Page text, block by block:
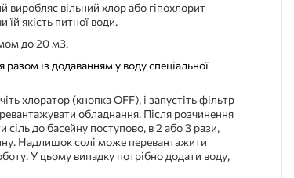
виробляє вільний хлор або гіпохлорит
їй якість питної води.
до 20 м3.
разом із додаванням у воду спеціальної
хлоратор (кнопка OFF), і запустіть фільтр
обладнання. Після розчинення
сіль до басейну поступово, в 2 або 3 рази,
Надлишок солі може перевантажити
У цьому випадку потрібно додати воду,